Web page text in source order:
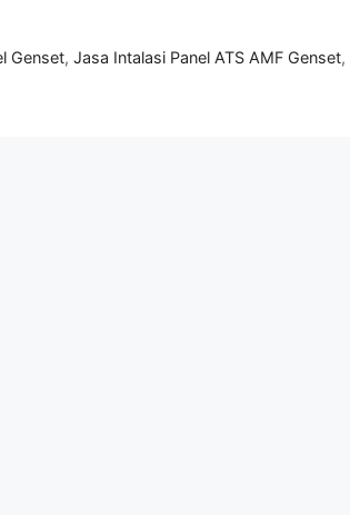
Genset,Jasa Intalasi Panel ATS AMF Genset,